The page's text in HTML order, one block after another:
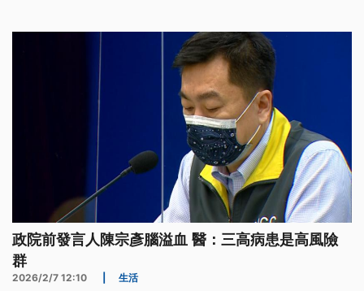
政院前發言人陳宗彥腦溢血 醫：三高病患是高風險
群
2026/2/7 12:10 生活